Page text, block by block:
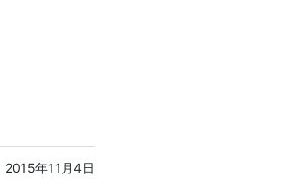
2015年11月4日